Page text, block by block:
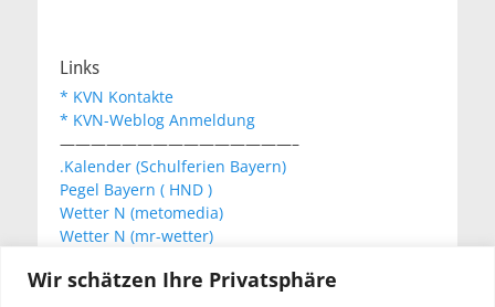
Wir schätzen Ihre Privatsphäre
Links
* KVN Kontakte
* KVN-Weblog Anmeldung
———————————————–
.Kalender (Schulferien Bayern)
Pegel Bayern ( HND )
Wetter N (metomedia)
Wetter N (mr-wetter)